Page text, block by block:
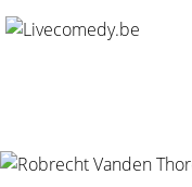
Home/Agenda/